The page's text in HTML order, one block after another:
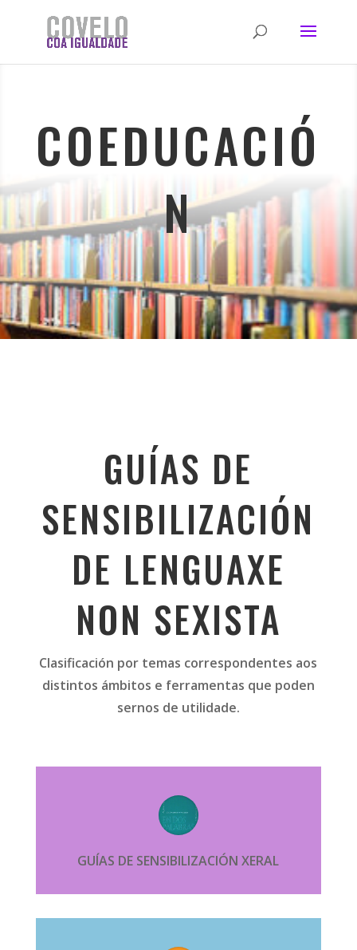
COEDUCACIÓ
N
GUÍAS DE
SENSIBILIZACIÓN
DE LENGUAXE
NON SEXISTA
Clasificación por temas correspondentes aos
distintos ámbitos e ferramentas que poden
sernos de utilidade.
GUÍAS DE SENSIBILIZACIÓN XERAL